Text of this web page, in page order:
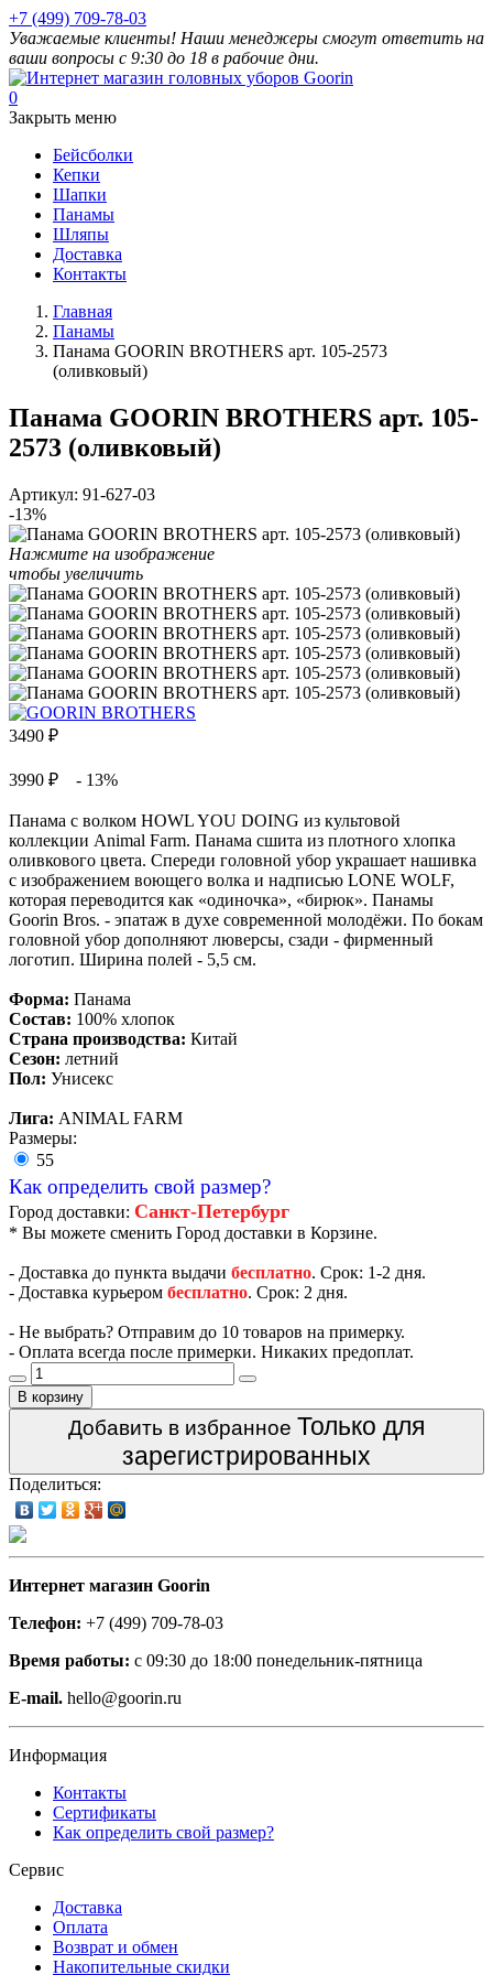
+7 (499) 709-78-03
Уважаемые клиенты! Наши менеджеры смогут ответить на
ваши вопросы с 9:30 до 18 в рабочие дни.
0
Закрыть меню
Бейсболки
Кепки
Шапки
Панамы
Шляпы
Доставка
Контакты
Главная
Панамы
Панама GOORIN BROTHERS арт. 105-2573
(оливковый)
Панама GOORIN BROTHERS арт. 105-
2573 (оливковый)
Артикул: 91-627-03
-13%
Нажмите на изображение
чтобы увеличить
3490 ₽
3990 ₽ - 13%
Панама с волком HOWL YOU DOING из культовой
коллекции Animal Farm. Панама сшита из плотного хлопка
оливкового цвета. Спереди головной убор украшает нашивка
с изображением воющего волка и надписью LONE WOLF,
которая переводится как «одиночка», «бирюк». Панамы
Goorin Bros. - эпатаж в духе современной молодёжи. По бокам
головной убор дополняют люверсы, сзади - фирменный
логотип. Ширина полей - 5,5 см.
Форма: Панама
Состав: 100% хлопок
Страна производства: Китай
Сезон: летний
Пол: Унисекс
Лига: ANIMAL FARM
Размеры:
55
Как определить свой размер?
Город доставки: Санкт-Петербург
* Вы можете сменить Город доставки в Корзине.
- Доставка до пункта выдачи бесплатно. Срок: 1-2 дня.
- Доставка курьером бесплатно. Срок: 2 дня.
- Не выбрать? Отправим до 10 товаров на примерку.
- Оплата всегда после примерки. Никаких предоплат.
В корзину
Добавить в избранное Только для
зарегистрированных
Поделиться:
Интернет магазин Goorin
Телефон: +7 (499) 709-78-03
Время работы: с 09:30 до 18:00 понедельник-пятница
E-mail. hello@goorin.ru
Информация
Контакты
Сертификаты
Как определить свой размер?
Сервис
Доставка
Оплата
Возврат и обмен
Накопительные скидки